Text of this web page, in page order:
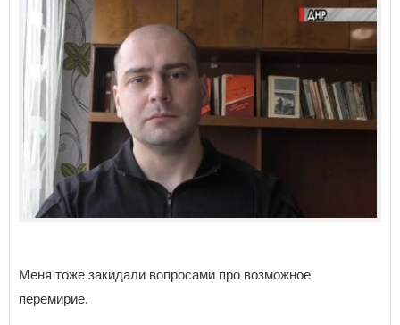
Меня тоже закидали вопросами про возможное
перемирие.